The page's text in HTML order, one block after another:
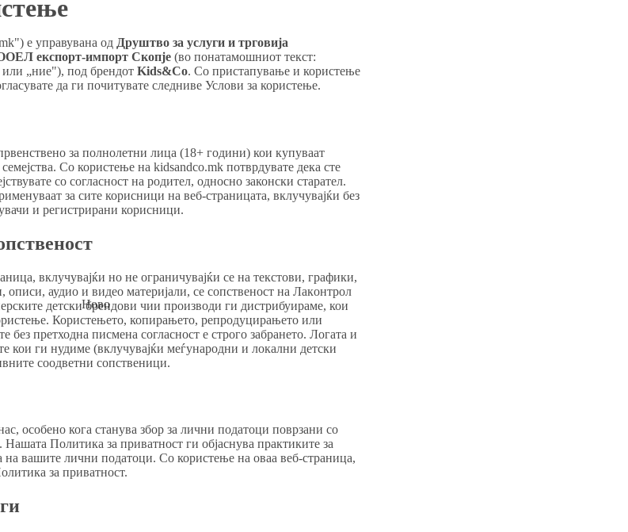
Ново
е управувана од Друштво за услуги и трговија
експорт-импорт Скопје (во понатамошниот текст:
„ние"), под брендот Kids&Co. Со пристапување и користење
да ги почитувате следниве Услови за користење.
за полнолетни лица (18+ години) кои купуваат
Со користење на kidsandco.mk потврдувате дека сте
со согласност на родител, односно законски старател.
за сите корисници на веб-страницата, вклучувајќи без
и регистрирани корисници.
вклучувајќи но не ограничувајќи се на текстови, графики,
аудио и видео материјали, се сопственост на Лакoнтрол
детски брендови чии производи ги дистрибуираме, кои
Користењето, копирањето, репродуцирањето или
без претходна писмена согласност е строго забрането. Логата и
кои ги нудиме (вклучувајќи меѓународни и локални детски
соодветни сопственици.
особено кога станува збор за лични податоци поврзани со
Политика за приватност ги објаснува практиките за
вашите лични податоци. Со користење на оваа веб-страница,
за приватност.